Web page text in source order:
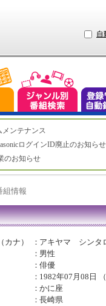
自
メンテナンス
ログインID廃止のお知らせ
のお知らせ
組情報
カナ） ： アキヤマ シンタ
： 男性
：俳優
： 1982年07月08日 （
：かに座
：長崎県